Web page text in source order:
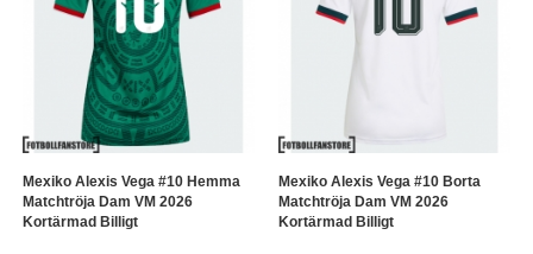
Mexiko Alexis Vega #10 Hemma
Matchtröja Dam VM 2026
Kortärmad Billigt
Mexiko Alexis Vega #10 Borta
Matchtröja Dam VM 2026
Kortärmad Billigt